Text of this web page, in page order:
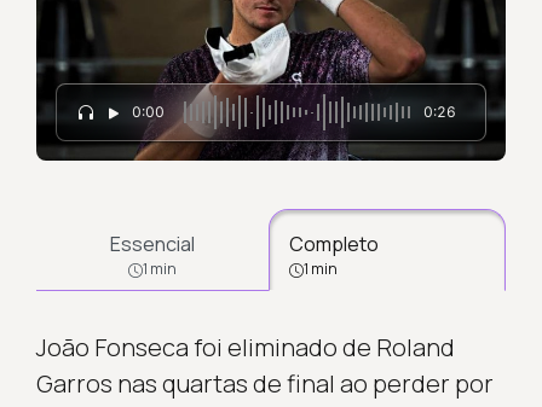
0:00 0:26
Essencial
1 min
Completo
1 min
João Fonseca foi eliminado de Roland
Garros nas quartas de final ao perder por